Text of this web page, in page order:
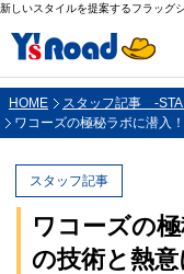
新しいスタイルを提案するフラッグ
HOME スタッフ記事 -
ワコーズの極秘ラボに潜入
スタッフ記事
ワコーズの
の技術と熱